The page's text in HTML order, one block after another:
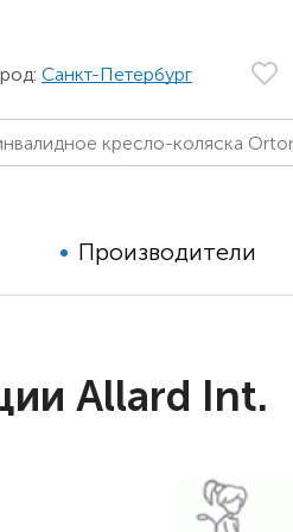
Санкт-Петербург
Коляски для детей с ДЦП
Детские вертикализаторы
Производители
Allard Int.